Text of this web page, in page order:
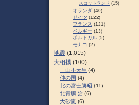
スコットランド (15)
オランダ (40)
ドイツ (122)
フランス (121)
ベルギー (13)
ポルトガル (5)
モナコ (2)
地震 (1,015)
大相撲 (100)
一山本大生 (4)
仲の国 (4)
北の富士勝昭 (11)
北青鵬 治 (6)
大砂嵐 (6)